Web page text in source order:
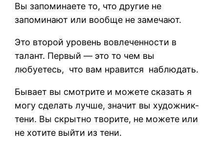
Вы запоминаете то, что другие не
запоминают или вообще не замечают.
Это второй уровень вовлеченности в
талант. Первый — это то чем вы
любуетесь, что вам нравится наблюдать.
Бывает вы смотрите и можете сказать я
могу сделать лучше, значит вы художник-
тени. Вы скрытно творите, не можете или
не хотите выйти из тени.